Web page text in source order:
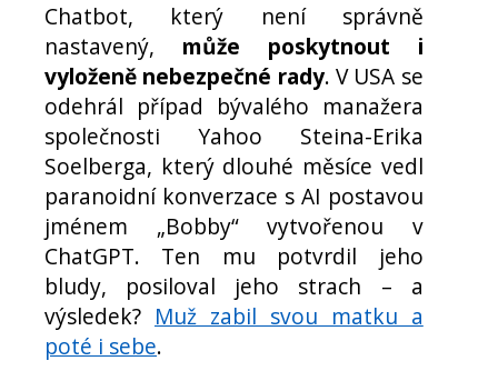
Chatbot, který není správně
nastavený, může poskytnout i
vyloženě nebezpečné rady. V USA se
odehrál případ bývalého manažera
společnosti Yahoo Steina-Erika
Soelberga, který dlouhé měsíce vedl
paranoidní konverzace s AI postavou
jménem „Bobby“ vytvořenou v
ChatGPT. Ten mu potvrdil jeho
bludy, posiloval jeho strach – a
výsledek? Muž zabil svou matku a
poté i sebe.